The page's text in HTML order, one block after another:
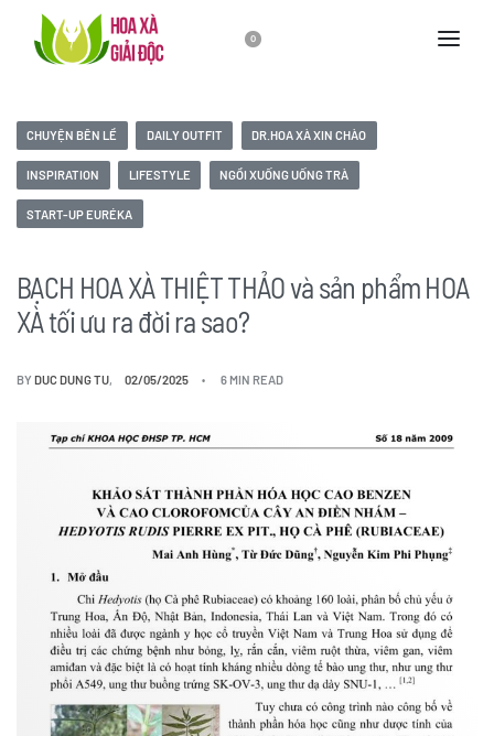
0
CHUYỆN BÊN LỀ DAILY OUTFIT DR.HOA XÀ XIN CHÀO
INSPIRATION LIFESTYLE NGỒI XUỐNG UỐNG TRÀ
START-UP EURÉKA
BẠCH HOA XÀ THIỆT THẢO và sản phẩm HOA
XÀ tối ưu ra đời ra sao?
BYDUC DUNG TU 02/05/2025 6 MIN READ